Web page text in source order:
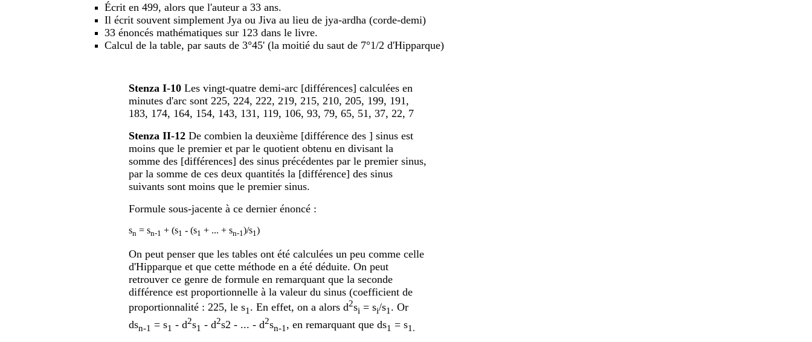
Écrit en 499, alors que l'auteur a 33 ans.
Il écrit souvent simplement Jya ou Jiva au lieu de jya-ardha (corde-demi)
33 énoncés mathématiques sur 123 dans le livre.
Calcul de la table, par sauts de 3°45' (la moitié du saut de 7°1/2 d'Hipparque)
Stenza I-10 Les vingt-quatre demi-arc [différences] calculées en
minutes d'arc sont 225, 224, 222, 219, 215, 210, 205, 199, 191,
183, 174, 164, 154, 143, 131, 119, 106, 93, 79, 65, 51, 37, 22, 7
Stenza II-12 De combien la deuxième [différence des ] sinus est
moins que le premier et par le quotient obtenu en divisant la
somme des [différences] des sinus précédentes par le premier sinus,
par la somme de ces deux quantités la [différence] des sinus
suivants sont moins que le premier sinus.
Formule sous-jacente à ce dernier énoncé :
sn = sn-1 + (s1 - (s1 + ... + sn-1 )/s1 )
On peut penser que les tables ont été calculées un peu comme celle
d'Hipparque et que cette méthode en a été déduite. On peut
retrouver ce genre de formule en remarquant que la seconde
différence est proportionnelle à la valeur du sinus (coefficient de
proportionnalité : 225, le s1 . En effet, on a alors d2si = si/s1 . Or
dsn-1 = s1 - d2s1 - d2s2 - ... - d2sn-1 , en remarquant que ds1 = s1.